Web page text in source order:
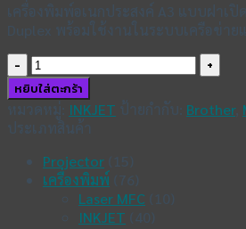
เครื่องพิมพ์อเนกประสงค์ A3 แบบฝาเ
Duplex พร้อมใช้งานในระบบเครือข่าย
จำนวน
Brother
Printer
MFC-
J3530DW
ชิ้น
หยิบใส่ตะกร้า
หมวดหมู่: INKJET ป้ายกำกับ: Brother,
ประเภทสินค้า
Projector (15)
เครื่องพิมพ์ (76)
Laser MFC (10)
INKJET (40)